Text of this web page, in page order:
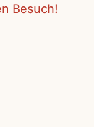
Besuch!